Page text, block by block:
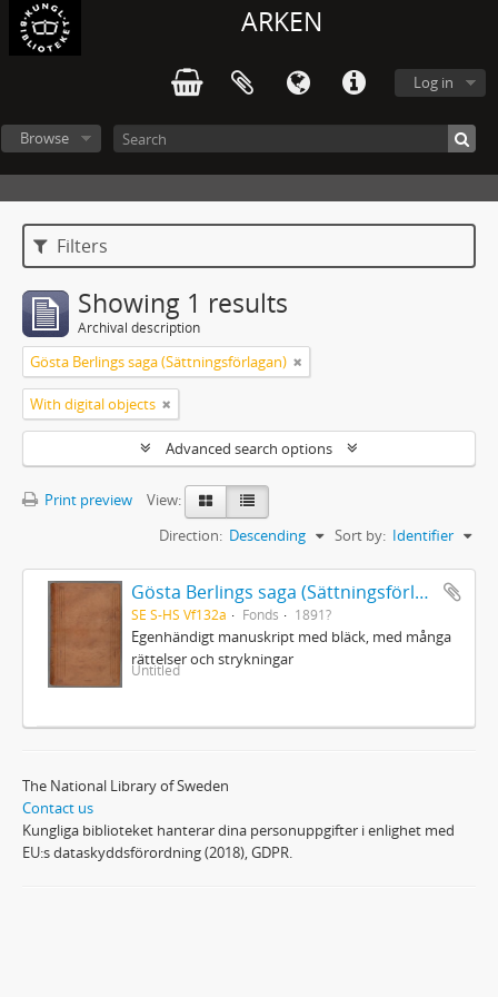
ARKEN
Log in
Browse
Filters
Showing 1 results
Archival description
Gösta Berlings saga (Sättningsförlagan)
With digital objects
Advanced search options
Print preview
View:
Sort by: Identifier
Direction: Descending
Gösta Berlings saga (Sättningsförlagan)
SE S-HS Vf132a Fonds 1891?
Egenhändigt manuskript med bläck, med många
rättelser och strykningar
Untitled
The National Library of Sweden
Contact us
Kungliga biblioteket hanterar dina personuppgifter i enlighet med
EU:s dataskyddsförordning (2018), GDPR.